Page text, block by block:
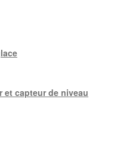
et capteur de niveau